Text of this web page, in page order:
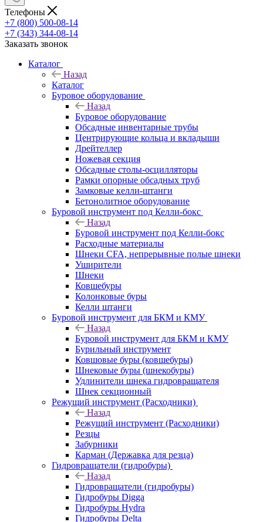
Телефоны
+7 (800) 500-08-14
+7 (343) 344-08-14
Заказать звонок
Каталог
Назад
Каталог
Буровое оборудование
Назад
Буровое оборудование
Обсадные инвентарные трубы
Центрирующие кольца и вкладыши
Дрейтеллер
Ножевая секция
Обсадные столы-осцилляторы
Рамки опорные обсадных труб
Замковые келли-штанги
Бетонолитное оборудование
Буровой инструмент под Келли-бокс
Назад
Буровой инструмент под Келли-бокс
Расходные материалы
Шнеки CFA, непрерывные полые шнеки
Уширители
Шнеки
Ковшебуры
Колонковые буры
Келли штанги
Буровой инструмент для БКМ и КМУ
Назад
Буровой инструмент для БКМ и КМУ
Бурильный инструмент
Ковшовые буры (ковшебуры)
Шнековые буры (шнекобуры)
Удлинители шнека гидровращателя
Шнек секционный
Режущий инструмент (Расходники)
Назад
Режущий инструмент (Расходники)
Резцы
Забурники
Карман (Державка для резца)
Гидровращатели (гидробуры)
Назад
Гидровращатели (гидробуры)
Гидробуры Digga
Гидробуры Hydra
Гидробуры Delta